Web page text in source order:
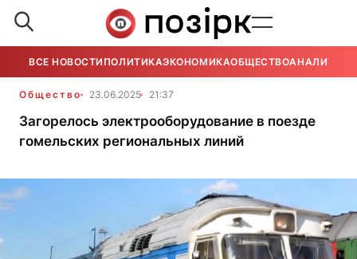
ВСЕ НОВОСТИ ПОЛИТИКАЭКОНОМИКАОБЩЕСТВОАНАЛИТИКА
Общество 23.06.2025 21:37
Загорелось электрооборудование в поезде
гомельских региональных линий